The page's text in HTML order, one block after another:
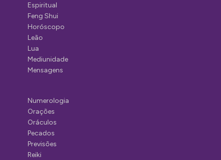
Espiritual
Feng Shui
Horóscopo
Leão
Lua
Mediunidade
Mensagens
Numerologia
Orações
Oráculos
Pecados
Previsões
Reiki